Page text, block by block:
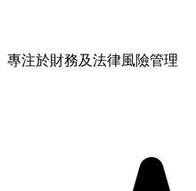
專注於財務及法律風險管理